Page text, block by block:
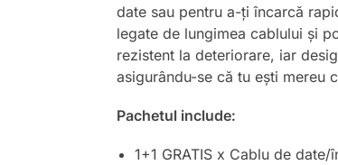
date sau pentru a-ți încarcă
legate de lungimea cablului și
rezistent la deteriorare, iar
asigurându-se că tu ești mereu
Pachetul include:
1+1 GRATIS x Cablu de